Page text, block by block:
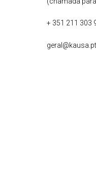
+ 351 211 303
geral@kausa.pt